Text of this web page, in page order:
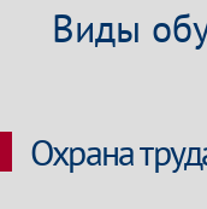
Виды
Охрана